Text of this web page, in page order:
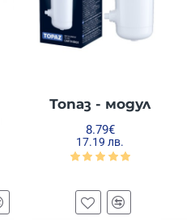
Топаз - модул
8.79€
17.19 лв.